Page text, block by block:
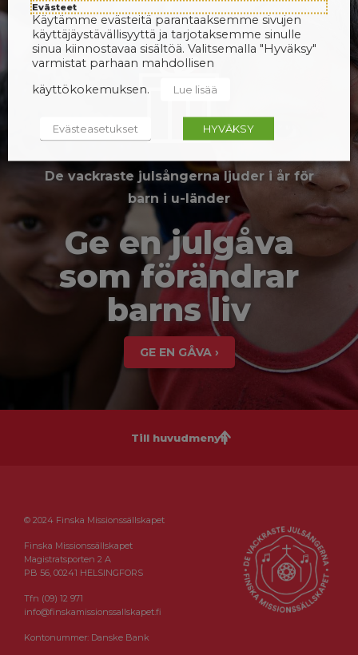
De vackraste julsångerna ljuder i år för
barn i u-länder
Ge en julgåva
som förändrar
barns liv
GE EN GÅVA ›
Till huvudmenyn
© 2024 Finska Missionssällskapet
Finska Missionssällskapet
Magistratsporten 2 A
PB 56, 00241 HELSINGFORS
Tfn (09) 12 971
info@finskamissionssallskapet.fi
Kontonummer: Danske Bank
Evästeet
Käytämme evästeitä parantaaksemme sivujen
käyttäjäystävällisyyttä ja tarjotaksemme sinulle
sinua kiinnostavaa sisältöä. Valitsemalla "Hyväksy"
varmistat parhaan mahdollisen
käyttökokemuksen.
Lue lisää
Evästeasetukset HYVÄKSY